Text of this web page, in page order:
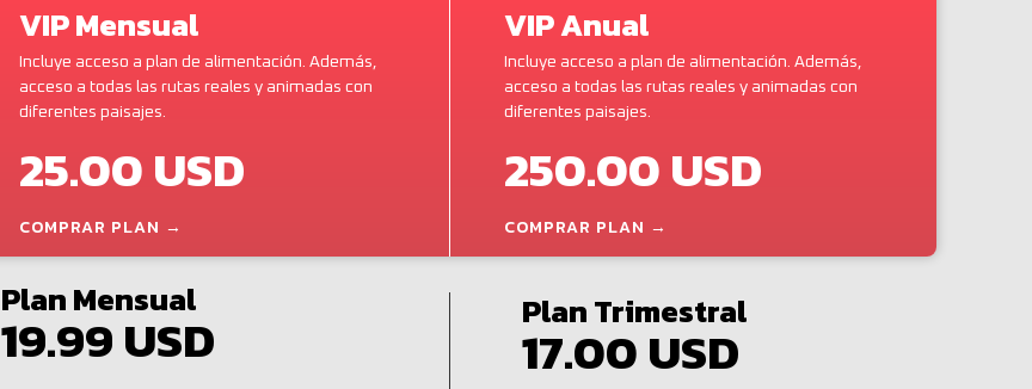
VIP Mensual
Incluye acceso a plan de alimentación. Además,
acceso a todas las rutas reales y animadas con
diferentes paisajes.
25.00 USD
COMPRAR PLAN →
VIP Anual
Incluye acceso a plan de alimentación. Además,
acceso a todas las rutas reales y animadas con
diferentes paisajes.
250.00 USD
COMPRAR PLAN →
Plan Mensual
19.99 USD Plan Trimestral
17.00 USD